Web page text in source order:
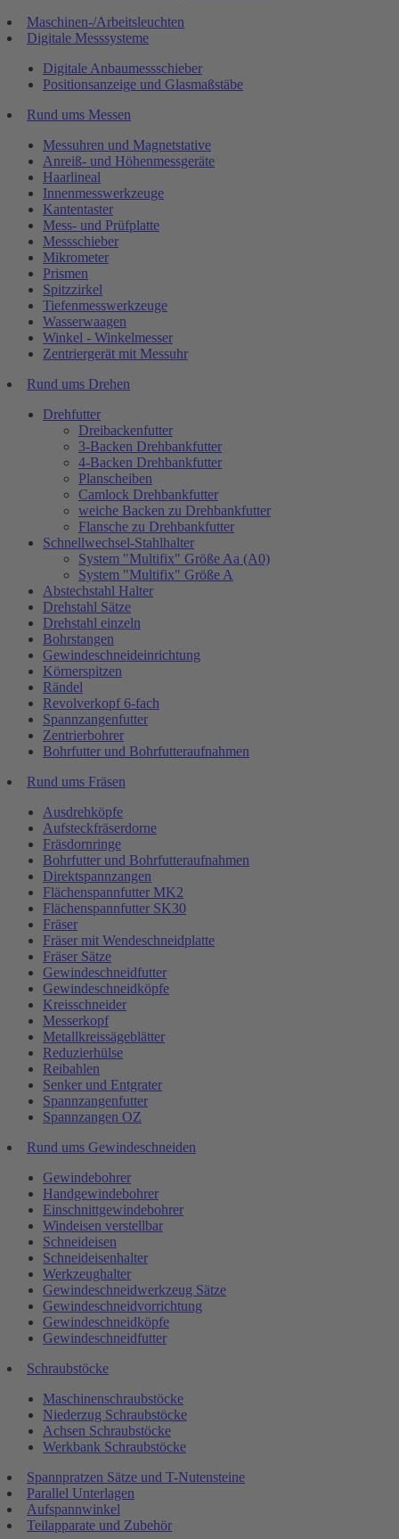
Maschinen-/Arbeitsleuchten
Digitale Messsysteme
Digitale Anbaumessschieber
Positionsanzeige und Glasmaßstäbe
Rund ums Messen
Messuhren und Magnetstative
Anreiß- und Höhenmessgeräte
Haarlineal
Innenmesswerkzeuge
Kantentaster
Mess- und Prüfplatte
Messschieber
Mikrometer
Prismen
Spitzzirkel
Tiefenmesswerkzeuge
Wasserwaagen
Winkel - Winkelmesser
Zentriergerät mit Messuhr
Rund ums Drehen
Drehfutter
Dreibackenfutter
3-Backen Drehbankfutter
4-Backen Drehbankfutter
Planscheiben
Camlock Drehbankfutter
weiche Backen zu Drehbankfutter
Flansche zu Drehbankfutter
Schnellwechsel-Stahlhalter
System "Multifix" Größe Aa (A0)
System "Multifix" Größe A
Abstechstahl Halter
Drehstahl Sätze
Drehstahl einzeln
Bohrstangen
Gewindeschneideinrichtung
Körnerspitzen
Rändel
Revolverkopf 6-fach
Spannzangenfutter
Zentrierbohrer
Bohrfutter und Bohrfutteraufnahmen
Rund ums Fräsen
Ausdrehköpfe
Aufsteckfräserdorne
Fräsdornringe
Bohrfutter und Bohrfutteraufnahmen
Direktspannzangen
Flächenspannfutter MK2
Flächenspannfutter SK30
Fräser
Fräser mit Wendeschneidplatte
Fräser Sätze
Gewindeschneidfutter
Gewindeschneidköpfe
Kreisschneider
Messerkopf
Metallkreissägeblätter
Reduzierhülse
Reibahlen
Senker und Entgrater
Spannzangenfutter
Spannzangen OZ
Rund ums Gewindeschneiden
Gewindebohrer
Handgewindebohrer
Einschnittgewindebohrer
Windeisen verstellbar
Schneideisen
Schneideisenhalter
Werkzeughalter
Gewindeschneidwerkzeug Sätze
Gewindeschneidvorrichtung
Gewindeschneidköpfe
Gewindeschneidfutter
Schraubstöcke
Maschinenschraubstöcke
Niederzug Schraubstöcke
Achsen Schraubstöcke
Werkbank Schraubstöcke
Spannpratzen Sätze und T-Nutensteine
Parallel Unterlagen
Aufspannwinkel
Teilapparate und Zubehör